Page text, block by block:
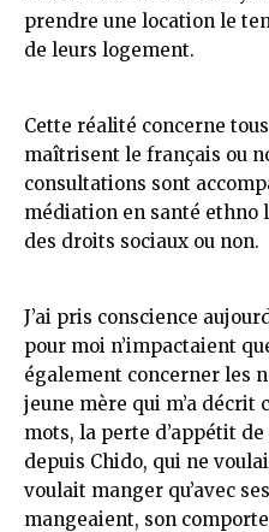
prendre une location le
de leurs logement.
Cette réalité concerne
maîtrisent le français ou
consultations sont
médiation en santé ethno
des droits sociaux ou non.
J’ai pris conscience
pour moi n’impactaient
également concerner les
jeune mère qui m’a décrit
mots, la perte d’appétit
depuis Chido, qui ne
voulait manger qu’avec
mangeaient, son